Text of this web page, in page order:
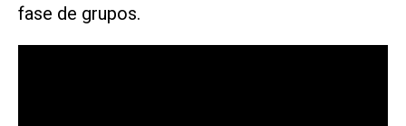
fase de grupos.